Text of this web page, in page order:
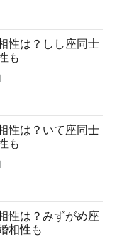
性は？しし座同士
も
性は？いて座同士
も
性は？みずがめ座
相性も